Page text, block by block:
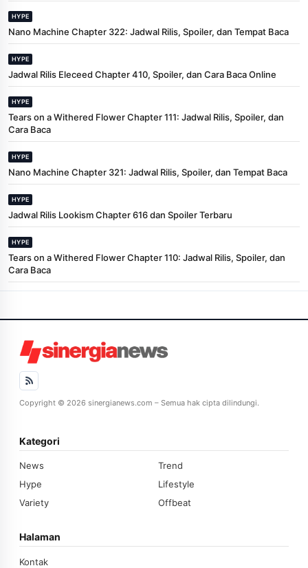
HYPE
Nano Machine Chapter 322: Jadwal Rilis, Spoiler, dan Tempat Baca
HYPE
Jadwal Rilis Eleceed Chapter 410, Spoiler, dan Cara Baca Online
HYPE
Tears on a Withered Flower Chapter 111: Jadwal Rilis, Spoiler, dan
Cara Baca
HYPE
Nano Machine Chapter 321: Jadwal Rilis, Spoiler, dan Tempat Baca
HYPE
Jadwal Rilis Lookism Chapter 616 dan Spoiler Terbaru
HYPE
Tears on a Withered Flower Chapter 110: Jadwal Rilis, Spoiler, dan
Cara Baca
Copyright © 2026 sinergianews.com – Semua hak cipta dilindungi.
Kategori
News
Trend
Hype
Lifestyle
Variety
Offbeat
Halaman
Kontak